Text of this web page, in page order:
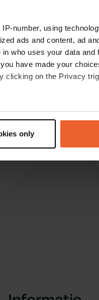
number, using
ads and content, ad
who uses your data and
have made your
clicking on the Privacy
be accurate to within
your preferences in the
only
reviews.